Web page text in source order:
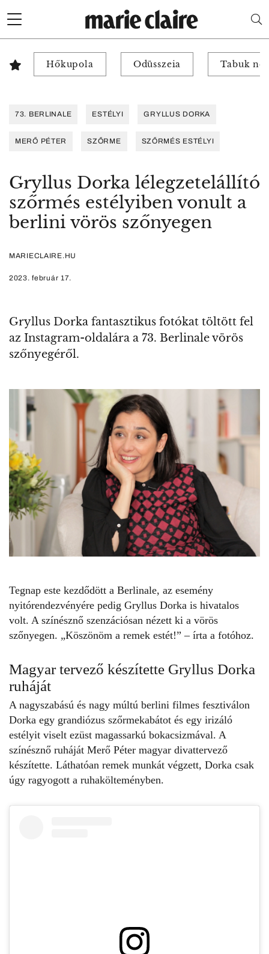
Hőkupola Odüsszeia Tabuk
73. BERLINALE ESTÉLYI GRYLLUS DORKA
MERŐ PÉTER SZŐRME SZŐRMÉS ESTÉLYI
Gryllus Dorka lélegzetelállító
szőrmés estélyiben vonult a
berlini vörös szőnyegen
MARIECLAIRE.HU
2023. február 17.
Gryllus Dorka fantasztikus fotókat töltött fel
az Instagram-oldalára a 73. Berlinale vörös
szőnyegéről.
Tegnap este kezdődött a Berlinale, az esemény
nyitórendezvényére pedig Gryllus Dorka is hivatalos
volt. A színésznő szenzációsan nézett ki a vörös
szőnyegen. „Köszönöm a remek estét!” – írta a fotóhoz.
Magyar tervező készítette Gryllus Dorka
ruháját
A nagyszabású és nagy múltú berlini filmes fesztiválon
Dorka egy grandiózus szőrmekabátot és egy irizáló
estélyit viselt ezüst magassarkú bokacsizmával. A
színésznő ruháját Merő Péter magyar divattervező
készítette. Láthatóan remek munkát végzett, Dorka csak
úgy ragyogott a ruhakölteményben.